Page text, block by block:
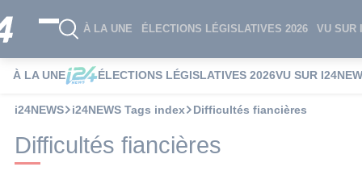
À LA UNE ÉLECTIONS LÉGISLATIVES 2026 VU SUR
À LA UNE ÉLECTIONS LÉGISLATIVES 2026VU SUR
i24NEWS i24NEWS Tags index Difficultés fiancières
Difficultés fiancières